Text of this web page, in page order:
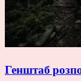
Генштаб